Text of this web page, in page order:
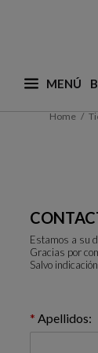
MENÚ
Home
Estamos a su
Gracias por
Salvo
Apellidos: